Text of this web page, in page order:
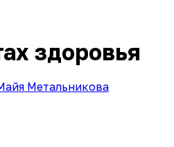
здоровья
Метальникова